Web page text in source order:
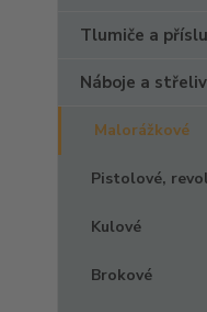
Tlumiče a
Náboje a
Malorážkové
Pistolové,
Kulové
Brokové